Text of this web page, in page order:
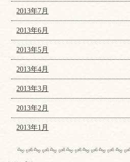
2013年7月
2013年6月
2013年5月
2013年4月
2013年3月
2013年2月
2013年1月